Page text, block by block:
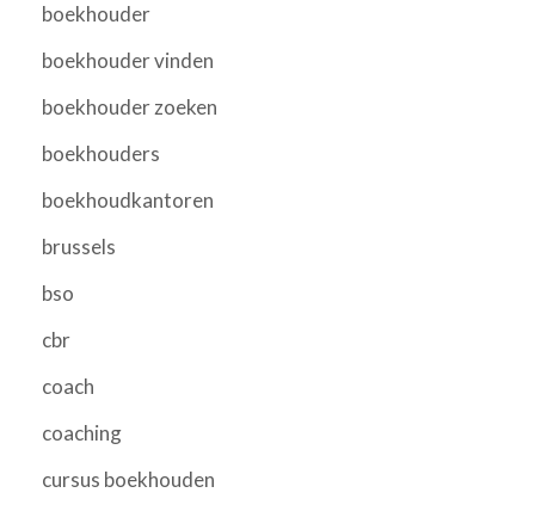
boekhouder
boekhouder vinden
boekhouder zoeken
boekhouders
boekhoudkantoren
brussels
bso
cbr
coach
coaching
cursus boekhouden